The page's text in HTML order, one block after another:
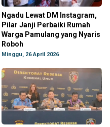
Ngadu Lewat DM Instagram,
Pilar Janji Perbaiki Rumah
Warga Pamulang yang Nyaris
Roboh
Minggu, 26 April 2026